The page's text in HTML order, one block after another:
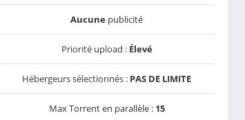
Aucune publicité
Priorité upload : Élevé
Hébergeurs sélectionnés : PAS DE LIMITE
Max Torrent en parallèle : 15